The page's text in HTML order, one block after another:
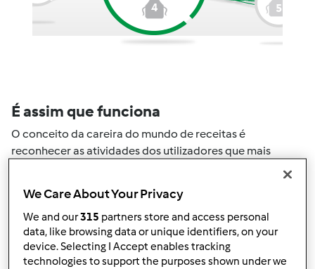
4 5
É assim que funciona
O conceito da careira do mundo de receitas é
reconhecer as atividades dos utilizadores que mais
pontos. Ao atingir um certo numero de pontos, atingirá
automaticamente o próximo nivel de pontos.
Como pode colecionar pontos de
We Care About Your Privacy
We and our315 partners store and access personal
data, like browsing data or unique identifiers, on your
device. Selecting I Accept enables tracking
technologies to support the purposes shown under we